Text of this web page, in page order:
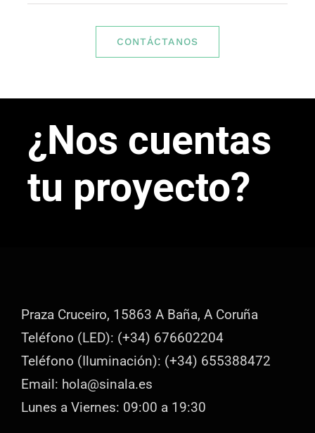
CONTÁCTANOS
¿Nos cuentas
tu proyecto?
Praza Cruceiro, 15863 A Baña, A Coruña
Teléfono (LED): (+34) 676602204
Teléfono (Iluminación): (+34) 655388472
Email: hola@sinala.es
Lunes a Viernes: 09:00 a 19:30